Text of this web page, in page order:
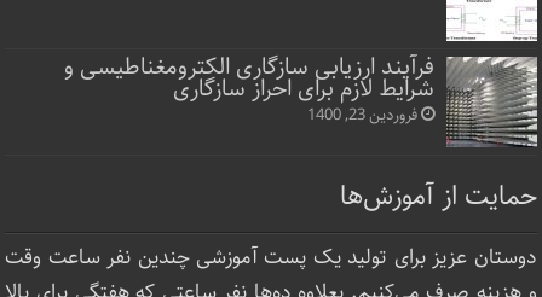
فرآیند ارزیابی سازگاری الکترومغناطیسی و
شرایط لازم برای احراز سازگاری
فروردین 23, 1400
حمایت از آموزش‌ها
دوستان عزیز برای تولید یک پست آموزشی چندین نفر ساعت‌ وقت